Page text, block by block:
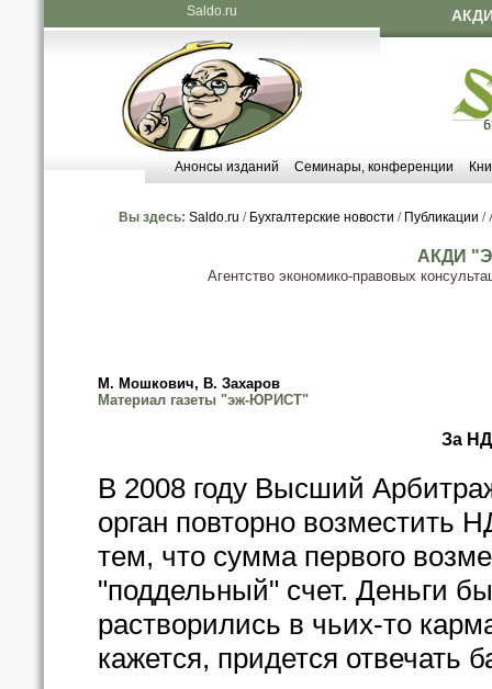
Saldo.ru
Анонсы изданий Семинары, конференции
Вы здесь: Saldo.ru / Бухгалтерские новости / Публикации /
АКДИ
Агентство экономико-правовых
М. Мошкович, В. Захаров
Материал газеты "эж-ЮРИСТ"
За
В 2008 году Высший
орган повторно возместить
тем, что сумма первого
"поддельный" счет. Деньги
растворились в чьих-то
кажется, придется отвечать